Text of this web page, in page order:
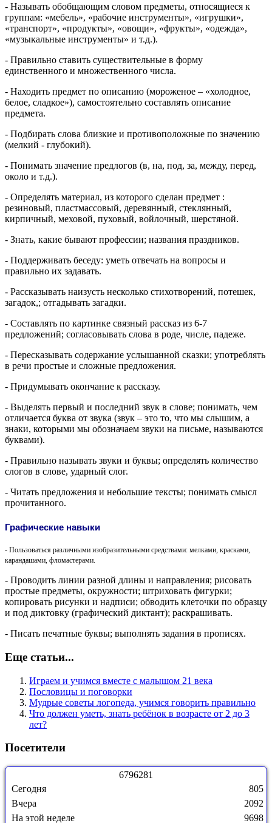
- Называть обобщающим словом предметы, относящиеся к
группам: «мебель», «рабочие инструменты», «игрушки»,
«транспорт», «продукты», «овощи», «фрукты», «одежда»,
«музыкальные инструменты» и т.д.).
- Правильно ставить существительные в форму
единственного и множественного числа.
- Находить предмет по описанию (мороженое – «холодное,
белое, сладкое»), самостоятельно составлять описание
предмета.
- Подбирать слова близкие и противоположные по значению
(мелкий - глубокий).
- Понимать значение предлогов (в, на, под, за, между, перед,
около и т.д.).
- Определять материал, из которого сделан предмет :
резиновый, пластмассовый, деревянный, стеклянный,
кирпичный, меховой, пуховый, войлочный, шерстяной.
- Знать, какие бывают профессии; названия праздников.
- Поддерживать беседу: уметь отвечать на вопросы и
правильно их задавать.
- Рассказывать наизусть несколько стихотворений, потешек,
загадок,; отгадывать загадки.
- Составлять по картинке связный рассказ из 6-7
предложений; согласовывать слова в роде, числе, падеже.
- Пересказывать содержание услышанной сказки; употреблять
в речи простые и сложные предложения.
- Придумывать окончание к рассказу.
- Выделять первый и последний звук в слове; понимать, чем
отличается буква от звука (звук – это то, что мы слышим, а
знаки, которыми мы обозначаем звуки на письме, называются
буквами).
- Правильно называть звуки и буквы; определять количество
слогов в слове, ударный слог.
- Читать предложения и небольшие тексты; понимать смысл
прочитанного.
Графические навыки
- Пользоваться различными изобразительными средствами: мелками, красками,
карандашами, фломастерами.
- Проводить линии разной длины и направления; рисовать
простые предметы, окружности; штриховать фигурки;
копировать рисунки и надписи; обводить клеточки по образцу
и под диктовку (графический диктант); раскрашивать.
- Писать печатные буквы; выполнять задания в прописях.
Еще статьи...
Играем и учимся вместе с малышом 21 века
Пословицы и поговорки
Мудрые советы логопеда, учимся говорить правильно
Что должен уметь, знать ребёнок в возрасте от 2 до 3
лет?
Посетители
6796281
Сегодня
Вчера
На этой неделе
805
2092
9698